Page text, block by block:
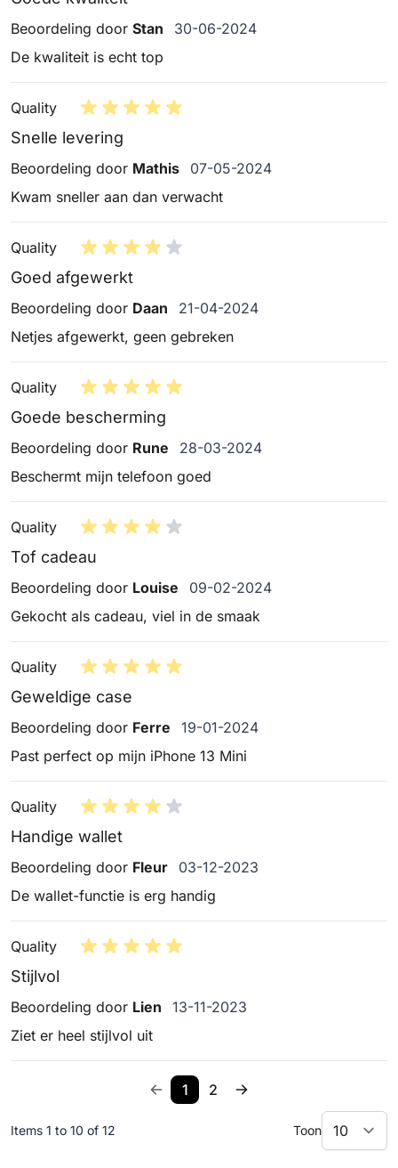
Beoordeling door Stan 30 juni 2024
30-06-2024
De kwaliteit is echt top
Quality
Snelle levering
Beoordeling door Mathis 7 mei 2024
07-05-2024
Kwam sneller aan dan verwacht
Quality
Goed afgewerkt
Beoordeling door Daan 21 april 2024
21-04-2024
Netjes afgewerkt, geen gebreken
Quality
Goede bescherming
Beoordeling door Rune 28 maart 2024
28-03-2024
Beschermt mijn telefoon goed
Quality
Tof cadeau
Beoordeling door Louise 9 februari 2024
09-02-2024
Gekocht als cadeau, viel in de smaak
Quality
Geweldige case
Beoordeling door Ferre 19 januari 2024
19-01-2024
Past perfect op mijn iPhone 13 Mini
Quality
Handige wallet
Beoordeling door Fleur 3 december 2023
03-12-2023
De wallet-functie is erg handig
Quality
Stijlvol
Beoordeling door Lien 13 november 2023
13-11-2023
Ziet er heel stijlvol uit
1 2
Items 1 to 10 of 12 Toon